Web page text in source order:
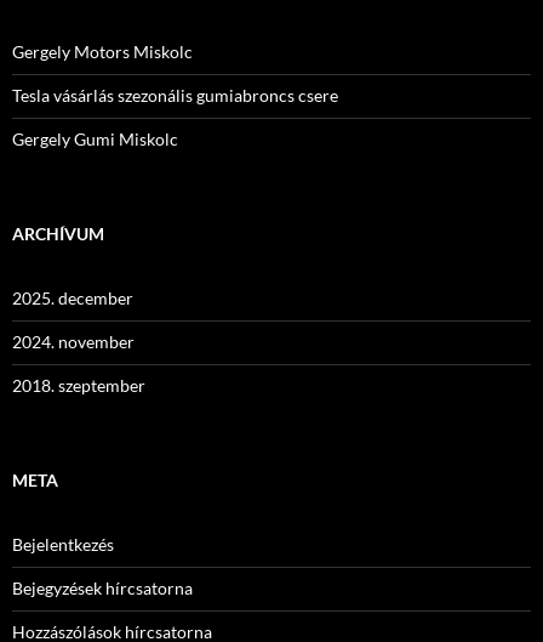
Gergely Motors Miskolc
Tesla vásárlás szezonális gumiabroncs csere
Gergely Gumi Miskolc
ARCHÍVUM
2025. december
2024. november
2018. szeptember
META
Bejelentkezés
Bejegyzések hírcsatorna
Hozzászólások hírcsatorna